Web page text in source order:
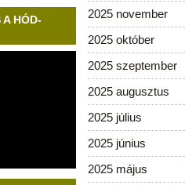
A HÓD-
2025 november
2025 október
2025 szeptember
2025 augusztus
2025 július
2025 június
2025 május